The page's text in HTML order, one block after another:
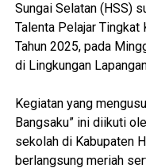
Dalam forum yang
juga mengakui bahwa
belum sepenuhnya
capaian yang patut
Nasional.
Diskusi ini turut
Rochy Putiray,
Sungai Selatan (HSS)
Talenta Pelajar Tingkat
Tahun 2025, pada
di Lingkungan
‎Kegiatan yang
Bangsaku” ini diikuti
sekolah di Kabupaten
berlangsung meriah